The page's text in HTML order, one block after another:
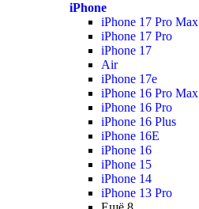
iPhone
iPhone 17 Pro Max
iPhone 17 Pro
iPhone 17
Air
iPhone 17e
iPhone 16 Pro Max
iPhone 16 Pro
iPhone 16 Plus
iPhone 16E
iPhone 16
iPhone 15
iPhone 14
iPhone 13 Pro